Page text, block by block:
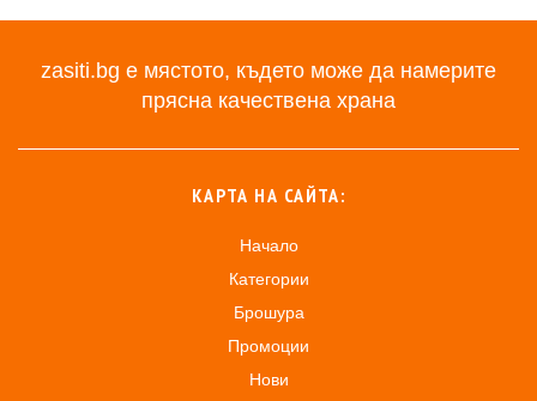
zasiti.bg е мястото, където може да намерите
прясна качествена храна
КАРТА НА САЙТА:
Начало
Категории
Брошура
Промоции
Нови